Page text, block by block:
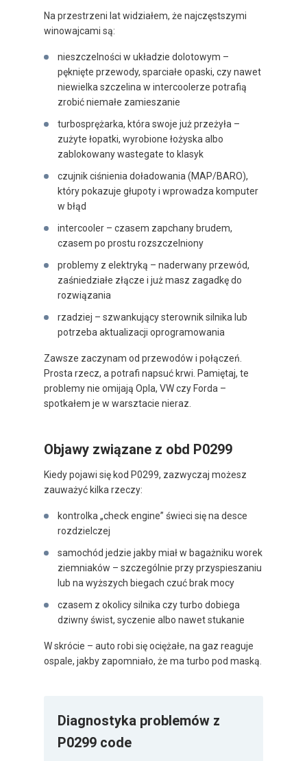
Na przestrzeni lat widziałem, że najczęstszymi
winowajcami są:
nieszczelności w układzie dolotowym –
pęknięte przewody, sparciałe opaski, czy nawet
niewielka szczelina w intercoolerze potrafią
zrobić niemałe zamieszanie
turbosprężarka, która swoje już przeżyła –
zużyte łopatki, wyrobione łożyska albo
zablokowany wastegate to klasyk
czujnik ciśnienia doładowania (MAP/BARO),
który pokazuje głupoty i wprowadza komputer
w błąd
intercooler – czasem zapchany brudem,
czasem po prostu rozszczelniony
problemy z elektryką – naderwany przewód,
zaśniedziałe złącze i już masz zagadkę do
rozwiązania
rzadziej – szwankujący sterownik silnika lub
potrzeba aktualizacji oprogramowania
Zawsze zaczynam od przewodów i połączeń.
Prosta rzecz, a potrafi napsuć krwi. Pamiętaj, te
problemy nie omijają Opla, VW czy Forda –
spotkałem je w warsztacie nieraz.
Objawy związane z obd P0299
Kiedy pojawi się kod P0299, zazwyczaj możesz
zauważyć kilka rzeczy:
kontrolka „check engine” świeci się na desce
rozdzielczej
samochód jedzie jakby miał w bagażniku worek
ziemniaków – szczególnie przy przyspieszaniu
lub na wyższych biegach czuć brak mocy
czasem z okolicy silnika czy turbo dobiega
dziwny świst, syczenie albo nawet stukanie
W skrócie – auto robi się ociężałe, na gaz reaguje
ospale, jakby zapomniało, że ma turbo pod maską.
Diagnostyka problemów z
P0299 code